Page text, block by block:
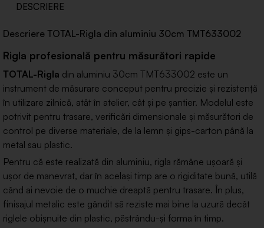
DESCRIERE
Descriere TOTAL-Rigla din aluminiu 30cm TMT633002
Rigla profesională pentru măsurători rapide
TOTAL-Rigla din aluminiu 30cm TMT633002 este un
instrument de măsurare conceput pentru precizie și rezistență
în utilizare zilnică, atât în atelier, cât și pe șantier. Modelul este
potrivit pentru trasare, verificări dimensionale și măsurători de
control pe diverse materiale, de la lemn și gips-carton până la
metal sau plastic.
Pentru că este realizată din aluminiu, rigla rămâne ușoară și
ușor de manevrat, dar în același timp are o rigiditate bună, utilă
când ai nevoie de o muchie dreaptă pentru trasare. În plus,
finisajul metalic este gândit să reziste mai bine la uzură decât
riglele obișnuite din plastic, păstrându-și forma în timp.